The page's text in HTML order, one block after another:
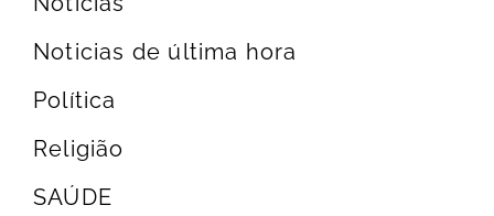
Noticias de última hora
Política
Religião
SAÚDE